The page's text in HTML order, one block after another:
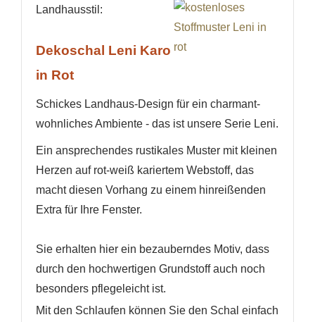
Landhausstil:
Dekoschal Leni Karo
in Rot
Schickes Landhaus-Design für ein charmant-
wohnliches Ambiente - das ist unsere Serie Leni.
Ein ansprechendes rustikales Muster mit kleinen
Herzen auf rot-weiß kariertem Webstoff, das
macht diesen Vorhang zu einem hinreißenden
Extra für Ihre Fenster.
Sie erhalten hier ein bezauberndes Motiv, dass
durch den hochwertigen Grundstoff auch noch
besonders pflegeleicht ist.
Mit den Schlaufen können Sie den Schal einfach